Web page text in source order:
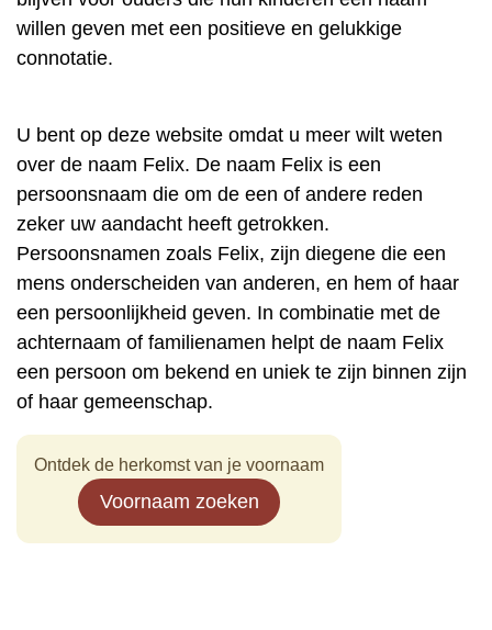
willen geven met een positieve en gelukkige
connotatie.
U bent op deze website omdat u meer wilt weten
over de naam Felix. De naam Felix is een
persoonsnaam die om de een of andere reden
zeker uw aandacht heeft getrokken.
Persoonsnamen zoals Felix, zijn diegene die een
mens onderscheiden van anderen, en hem of haar
een persoonlijkheid geven. In combinatie met de
achternaam of familienamen helpt de naam Felix
een persoon om bekend en uniek te zijn binnen zijn
of haar gemeenschap.
Ontdek de herkomst van je voornaam
Voornaam zoeken